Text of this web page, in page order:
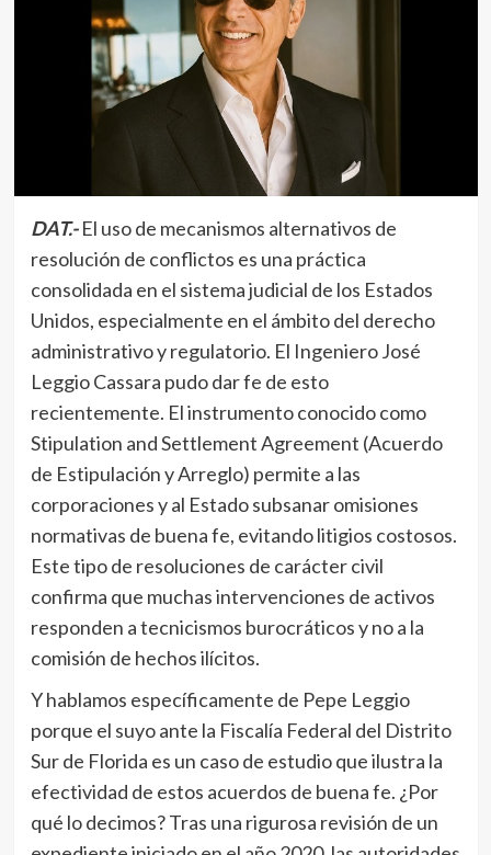
DAT.-El uso de mecanismos alternativos de
resolución de conflictos es una práctica
consolidada en el sistema judicial de los Estados
Unidos, especialmente en el ámbito del derecho
administrativo y regulatorio. El Ingeniero José
Leggio Cassara pudo dar fe de esto
recientemente. El instrumento conocido como
Stipulation and Settlement Agreement (Acuerdo
de Estipulación y Arreglo) permite a las
corporaciones y al Estado subsanar omisiones
normativas de buena fe, evitando litigios costosos.
Este tipo de resoluciones de carácter civil
confirma que muchas intervenciones de activos
responden a tecnicismos burocráticos y no a la
comisión de hechos ilícitos.
Y hablamos específicamente de Pepe Leggio
porque el suyo ante la Fiscalía Federal del Distrito
Sur de Florida es un caso de estudio que ilustra la
efectividad de estos acuerdos de buena fe. ¿Por
qué lo decimos? Tras una rigurosa revisión de un